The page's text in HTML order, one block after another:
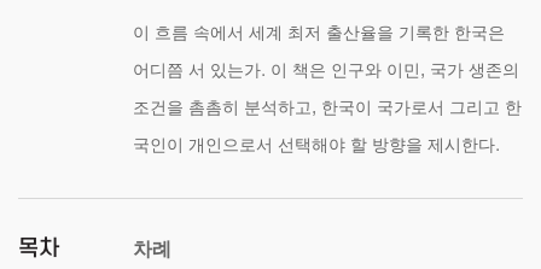
이 흐름 속에서 세계 최저 출산율을 기록한 한국은
어디쯤 서 있는가. 이 책은 인구와 이민 , 국가 생존의
조건을 촘촘히 분석하고, 한국이 국가로서 그리고 한
국인이 개인으로서 선택해야 할 방향을 제시한다.
목차 차례